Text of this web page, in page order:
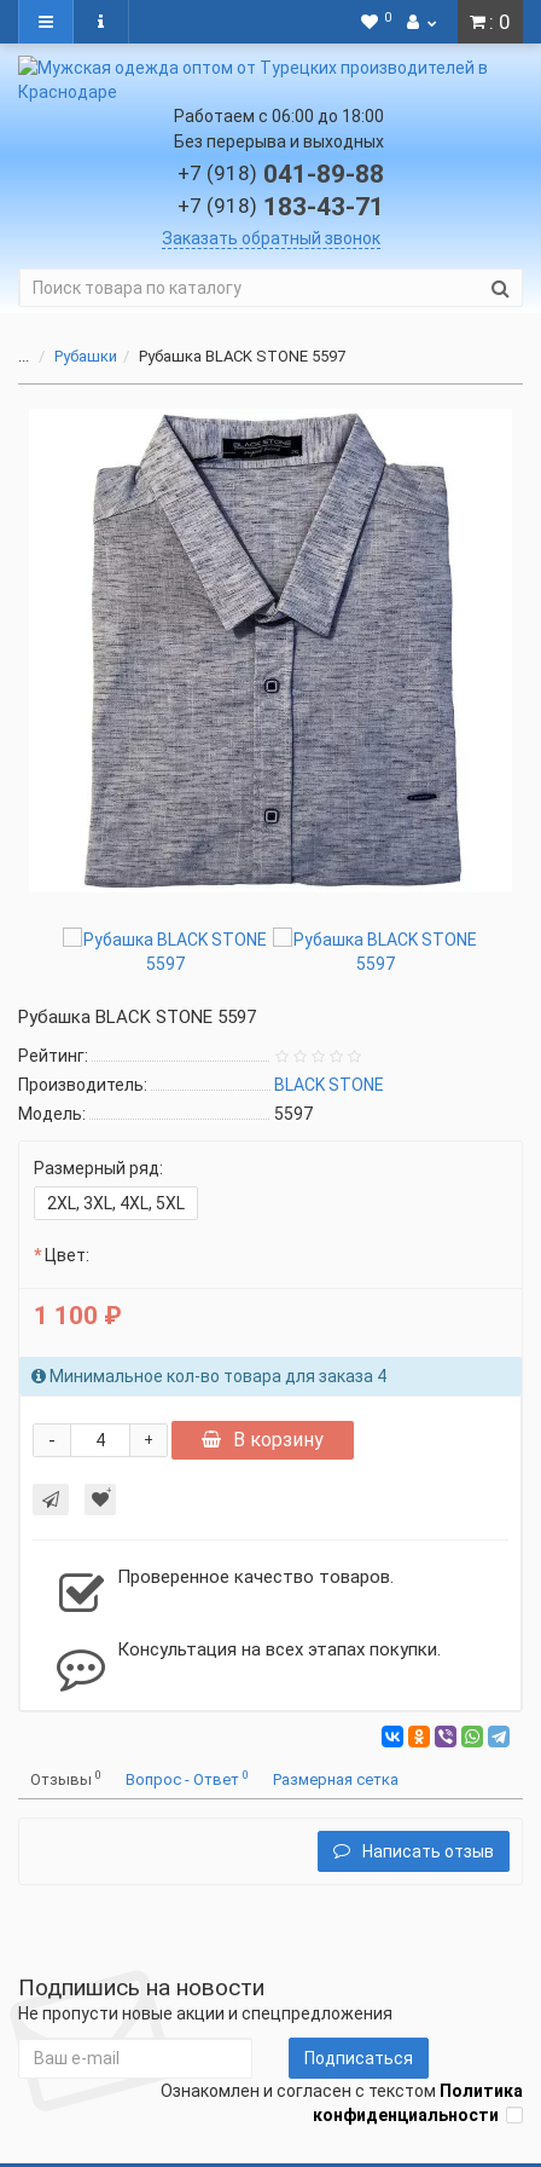
: 0
0
Работаем с 06:00 до 18:00
Без перерыва и выходных
+7 (918) 041-89-88
+7 (918) 183-43-71
Заказать обратный звонок
... Рубашки Рубашка BLACK STONE 5597
Рубашка BLACK STONE 5597
Рейтинг:
Производитель:
BLACK STONE
Модель:
5597
Размерный ряд:
2XL, 3XL, 4XL, 5XL
Цвет:
1 100 ₽
Минимальное кол-во товара для заказа 4
+
- В корзину
Проверенное качество товаров.
Консультация на всех этапах покупки.
Отзывы 0 Вопрос - Ответ 0 Размерная сетка
Написать отзыв
Подпишись на новости
Не пропусти новые акции и спецпредложения
Подписаться
Ознакомлен и согласен с текстом Политика
конфиденциальности